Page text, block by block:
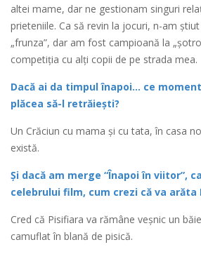
altei mame, dar ne gestionam singuri
prieteniile. Ca să revin la jocuri, n-am
„frunza”, dar am fost campioană la
competiția cu alți copii de pe strada mea.
Dacă ai da timpul înapoi… ce
plăcea să-l retrăiești?
Un Crăciun cu mama și cu tata, în casa
există.
Și dacă am merge “Înapoi în viitor”,
celebrului film, cum crezi că va arăta
Cred că Pisifiara va rămâne veșnic un
camuflat în blană de pisică.